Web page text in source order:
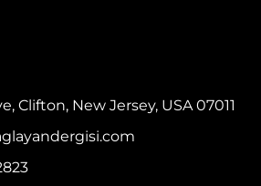
Clifton, New Jersey, USA 07011